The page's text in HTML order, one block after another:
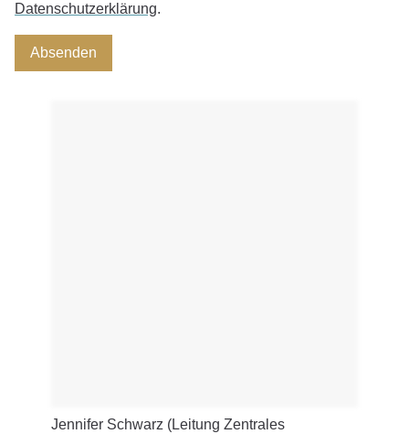
Datenschutzerklärung.
Absenden
Jennifer Schwarz (Leitung Zentrales